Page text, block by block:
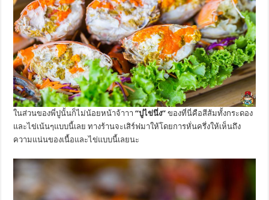
ในส่วนของพี่ปูนั้นก็ไม่น้อยหน้าจ้าาา “ปูไข่นึ่ง” ของที่นี่คือสีส้มทั้งกระดอง
และไข่เน้นๆแบบนี้เลย ทางร้านจะเสิร์ฟมาให้โดยการหั่นครึ่งให้เห็นถึง
ความแน่นของเนื้อและไข่แบบนี้เลยนะ